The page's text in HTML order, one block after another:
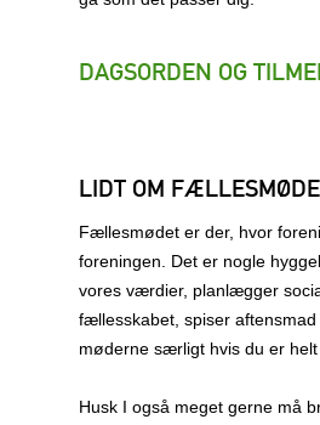
DAGSORDEN OG
LIDT OM
Fællesmødet er der, hvor
foreningen. Det er nogle
vores værdier, planlægger
fællesskabet, spiser
møderne særligt hvis du er helt
Husk I også meget gerne må